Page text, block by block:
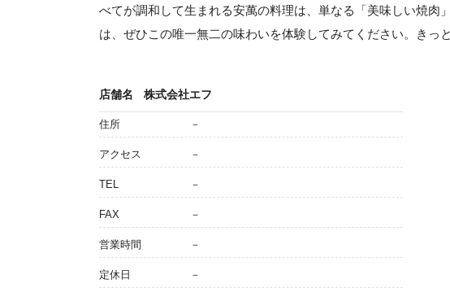
べてが調和して生まれる安萬の料理は、単なる「美味しい焼肉
は、ぜひこの唯一無二の味わいを体験してみてください。きっ
店舗名 株式会社エフ
住所 －
アクセス －
TEL －
FAX －
営業時間 －
定休日 －